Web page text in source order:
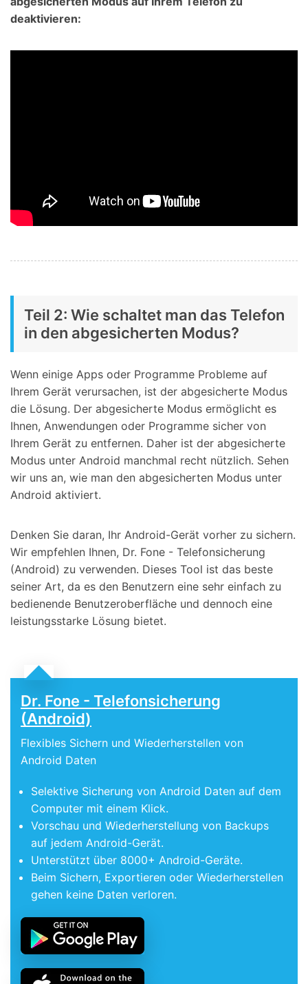
deaktivieren:
Teil 2: Wie schaltet man das Telefon
in den abgesicherten Modus?
Wenn einige Apps oder Programme Probleme auf
Ihrem Gerät verursachen, ist der abgesicherte Modus
die Lösung. Der abgesicherte Modus ermöglicht es
Ihnen, Anwendungen oder Programme sicher von
Ihrem Gerät zu entfernen. Daher ist der abgesicherte
Modus unter Android manchmal recht nützlich. Sehen
wir uns an, wie man den abgesicherten Modus unter
Android aktiviert.
Denken Sie daran, Ihr Android-Gerät vorher zu sichern.
Wir empfehlen Ihnen, Dr. Fone - Telefonsicherung
(Android) zu verwenden. Dieses Tool ist das beste
seiner Art, da es den Benutzern eine sehr einfach zu
bedienende Benutzeroberfläche und dennoch eine
leistungsstarke Lösung bietet.
Dr. Fone - Telefonsicherung
(Android)
Flexibles Sichern und Wiederherstellen von
Android Daten
Selektive Sicherung von Android Daten auf dem
Computer mit einem Klick.
Vorschau und Wiederherstellung von Backups
auf jedem Android-Gerät.
Unterstützt über 8000+ Android-Geräte.
Beim Sichern, Exportieren oder Wiederherstellen
gehen keine Daten verloren.